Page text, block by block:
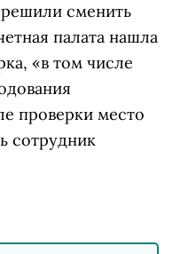
сменить
палата нашла
«в том числе
проверки место
сотрудник